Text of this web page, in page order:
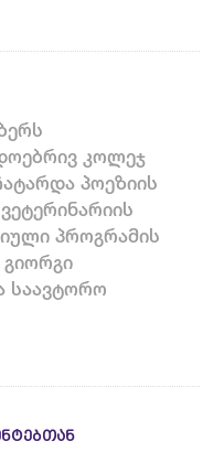
კოლეჯ
პოეზიის
პროგრამის
საავტორო